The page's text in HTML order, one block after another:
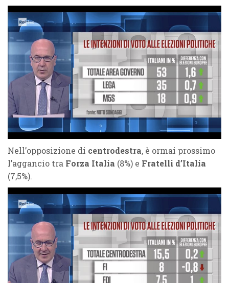
Nell’opposizione di centrodestra, è ormai prossimo
l’aggancio tra Forza Italia (8%) e Fratelli d’Italia
(7,5%).